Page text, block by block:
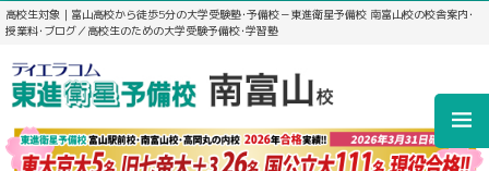
高校生対象｜富山高校から徒歩5分の大学受験塾･予備校－東進衛星予備校 南富山校の校舎案内･
授業料･ブログ／高校生のための大学受験予備校･学習塾